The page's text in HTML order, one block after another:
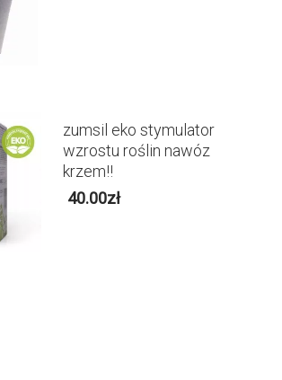
zumsil eko stymulator
wzrostu roślin nawóz
krzem!!
40.00zł